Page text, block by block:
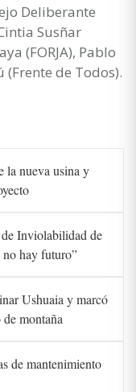
Deliberante
Susñar
(FORJA), Pablo
(Frente de Todos).
la nueva usina y
Inviolabilidad de
no hay futuro”
Ushuaia y marcó
montaña
de mantenimiento